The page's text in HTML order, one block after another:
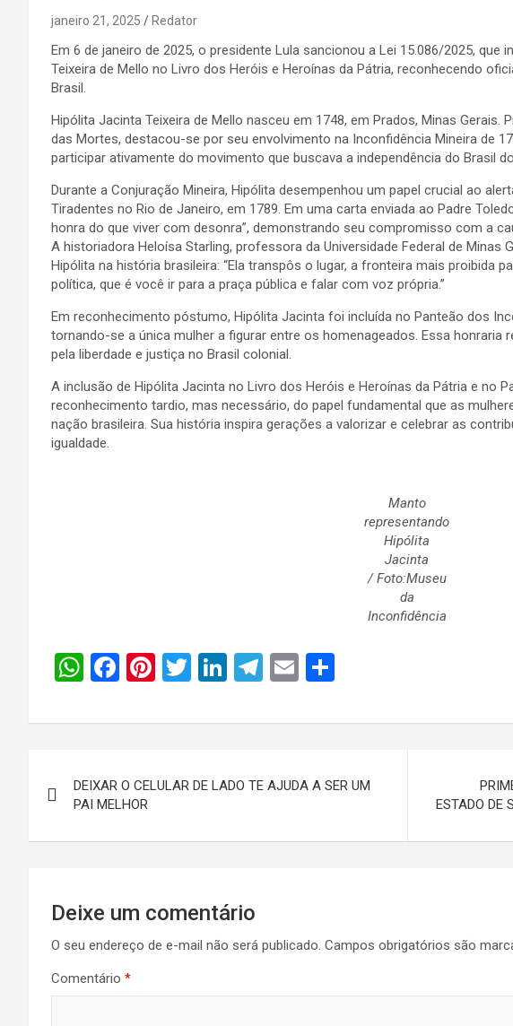
janeiro 21, 2025 Redator
Em 6 de janeiro de 2025, o presidente Lula sancionou a Lei 15.086/2025, que
Teixeira de Mello no Livro dos Heróis e Heroínas da Pátria, reconhecendo
Brasil.
Hipólita Jacinta Teixeira de Mello nasceu em 1748, em Prados, Minas Gerais.
das Mortes, destacou-se por seu envolvimento na Inconfidência Mineira de
participar ativamente do movimento que buscava a independência do Brasil
Durante a Conjuração Mineira, Hipólita desempenhou um papel crucial ao
Tiradentes no Rio de Janeiro, em 1789. Em uma carta enviada ao Padre
honra do que viver com desonra”, demonstrando seu compromisso com a
A historiadora Heloísa Starling, professora da Universidade Federal de Minas
Hipólita na história brasileira: “Ela transpôs o lugar, a fronteira mais proibida
política, que é você ir para a praça pública e falar com voz própria.”
Em reconhecimento póstumo, Hipólita Jacinta foi incluída no Panteão dos
tornando-se a única mulher a figurar entre os homenageados. Essa honraria
pela liberdade e justiça no Brasil colonial.
A inclusão de Hipólita Jacinta no Livro dos Heróis e Heroínas da Pátria e no
reconhecimento tardio, mas necessário, do papel fundamental que as
nação brasileira. Sua história inspira gerações a valorizar e celebrar as
igualdade.
Manto
representando
Hipólita
Jacinta
/ Foto:Museu
da
Inconfidência
W
at
A
p
p
F
ce
o
o
k
Pi
er
t
T
tt
Li
ke
n
T
e
a
E
ail ar
de
Post
DEIXAR O CELULAR DE LADO TE AJUDA A SER UM
PAI MELHOR
ESTADO DE
Deixe um comentário
O seu endereço de e-mail não será publicado. Campos obrigatórios são
Comentário *